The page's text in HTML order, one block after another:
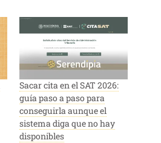
Sacar cita en el SAT 2026:
guía paso a paso para
conseguirla aunque el
sistema diga que no hay
disponibles